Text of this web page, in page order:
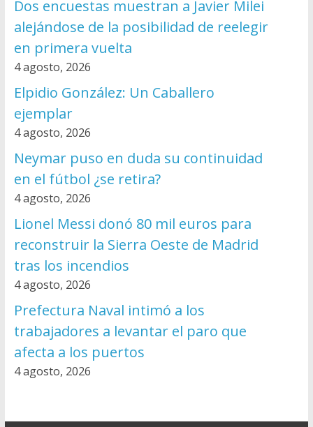
Dos encuestas muestran a Javier Milei
alejándose de la posibilidad de reelegir
en primera vuelta
4 agosto, 2026
Elpidio González: Un Caballero
ejemplar
4 agosto, 2026
Neymar puso en duda su continuidad
en el fútbol ¿se retira?
4 agosto, 2026
Lionel Messi donó 80 mil euros para
reconstruir la Sierra Oeste de Madrid
tras los incendios
4 agosto, 2026
Prefectura Naval intimó a los
trabajadores a levantar el paro que
afecta a los puertos
4 agosto, 2026